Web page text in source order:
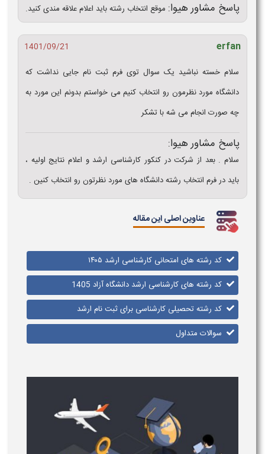
پاسخ مشاور هیوا: موقع انتخاب رشته باید اعلام علاقه مندی کنید.
erfan
1401/09/21
سلام خسته نباشید یک سوال توی فرم ثبت نام جایی نداشت که
دانشگاه مورد نظرمون رو انتخاب کنیم می خواستم بدونم این مورد به
چه صورت انجام می شه با تشکر
پاسخ مشاور هیوا:
سلام . بعد از شرکت در کنکور کارشناسی ارشد و اعلام نتایج اولیه ،
باید در فرم انتخاب رشته دانشگاه های مورد نظرتون رو انتخاب کنین .
عناوین اصلی این مقاله
کد رشته های امتحانی کارشناسی ارشد ۱۴۰۵
کد رشته های کارشناسی ارشد دانشگاه آزاد 1405
کد رشته تحصیلی کارشناسی برای ثبت نام ارشد
سوالات متداول